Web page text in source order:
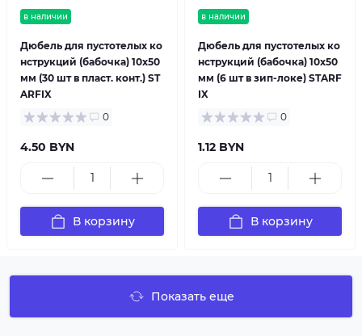
в наличии
Дюбель для пустотелых ко
нструкций (бабочка) 10х50
мм (30 шт в пласт. конт.) ST
ARFIX
0
4.50 BYN
В корзину
в наличии
Дюбель для пустотелых ко
нструкций (бабочка) 10х50
мм (6 шт в зип-локе) STARF
IX
0
1.12 BYN
В корзину
Показать еще